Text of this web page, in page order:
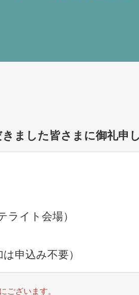
ました皆さまに御礼申
ライト会場）
申込み不要）
ございます。